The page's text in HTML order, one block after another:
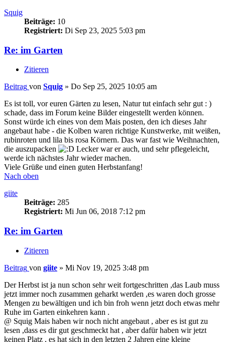
Squig
Beiträge: 10
Registriert: Di Sep 23, 2025 5:03 pm
Re: im Garten
Zitieren
Beitrag von Squig » Do Sep 25, 2025 10:05 am
Es ist toll, vor euren Gärten zu lesen, Natur tut einfach sehr gut : )
schade, dass im Forum keine Bilder eingestellt werden können.
Sonst würde ich eines von dem Mais posten, den ich dieses Jahr
angebaut habe - die Kolben waren richtige Kunstwerke, mit weißen,
rubinroten und lila bis rosa Körnern. Das war fast wie Weihnachten,
die auszupacken
Lecker war er auch, und sehr pflegeleicht,
werde ich nächstes Jahr wieder machen.
Viele Grüße und einen guten Herbstanfang!
Nach oben
giite
Beiträge: 285
Registriert: Mi Jun 06, 2018 7:12 pm
Re: im Garten
Zitieren
Beitrag von giite » Mi Nov 19, 2025 3:48 pm
Der Herbst ist ja nun schon sehr weit fortgeschritten ,das Laub muss
jetzt immer noch zusammen geharkt werden ,es waren doch grosse
Mengen zu bewältigen und ich bin froh wenn jetzt doch etwas mehr
Ruhe im Garten einkehren kann .
@ Squig Mais haben wir noch nicht angebaut , aber es ist gut zu
lesen ,dass es dir gut geschmeckt hat , aber dafür haben wir jetzt
keinen Platz , es hat sich in den letzten 2 Jahren eine kleine